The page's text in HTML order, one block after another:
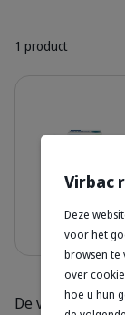
1 product
De
Virbac
Deze
voor het
browsen te
over
hoe u hun